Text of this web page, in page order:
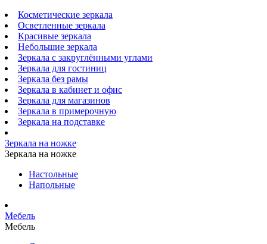
Косметические зеркала
Осветленные зеркала
Красивые зеркала
Небольшие зеркала
Зеркала с закруглёнными углами
Зеркала для гостиниц
Зеркала без рамы
Зеркала в кабинет и офис
Зеркала для магазинов
Зеркала в примерочную
Зеркала на подставке
Зеркала на ножке
Зеркала на ножке
Настольные
Напольные
Мебель
Мебель